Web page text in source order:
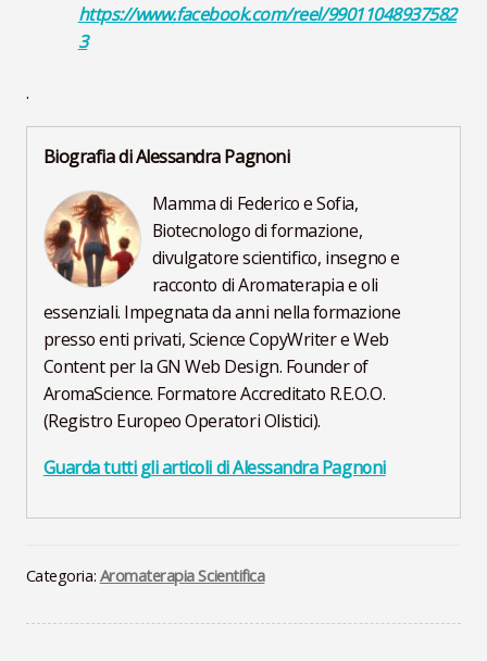
https://www.facebook.com/reel/99011048937582
3
.
Biografia di Alessandra Pagnoni
Mamma di Federico e Sofia,
Biotecnologo di formazione,
divulgatore scientifico, insegno e
racconto di Aromaterapia e oli
essenziali. Impegnata da anni nella formazione
presso enti privati, Science CopyWriter e Web
Content per la GN Web Design. Founder of
AromaScience. Formatore Accreditato R.E.O.O.
(Registro Europeo Operatori Olistici).
Guarda tutti gli articoli di Alessandra Pagnoni
Categoria: Aromaterapia Scientifica